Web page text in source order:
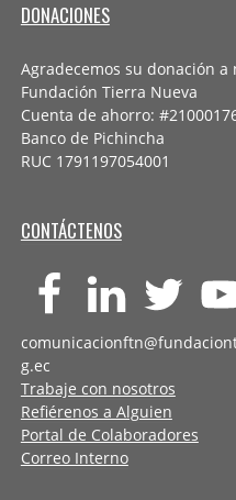
DONACIONES
Agradecemos su donación a
Fundación Tierra Nueva
Cuenta de ahorro:
Banco de Pichincha
RUC 1791197054001
CONTÁCTENOS
g.ec
Trabaje con nosotros
Refiérenos a Alguien
Portal de Colaboradores
Correo Interno